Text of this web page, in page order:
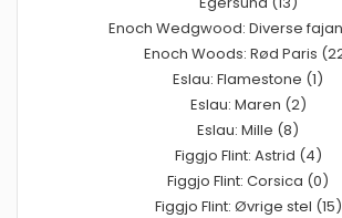
Enoch Wedgwood: Diverse
Enoch Woods: Rød Paris
Eslau: Flamestone (1)
Eslau: Maren (2)
Eslau: Mille (8)
Figgjo Flint: Astrid (4)
Figgjo Flint: Corsica (0)
Figgjo Flint: Øvrige stel (15)